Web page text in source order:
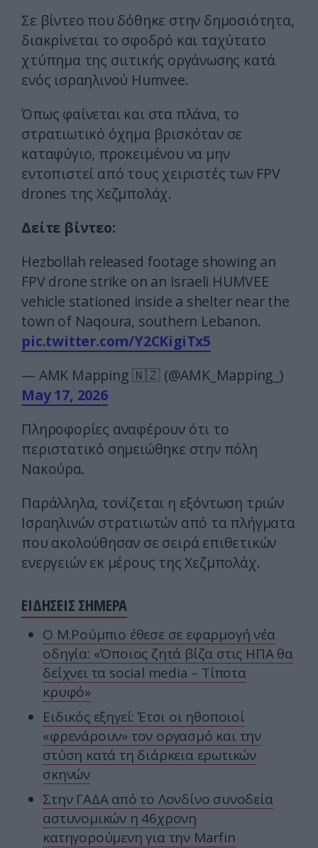
Σε βίντεο που δόθηκε στην δημοσιότητα,
διακρίνεται το σφοδρό και ταχύτατο
χτύπημα της σιιτικής οργάνωσης κατά
ενός ισραηλινού Humvee.
Όπως φαίνεται και στα πλάνα, το
στρατιωτικό όχημα βρισκόταν σε
καταφύγιο, προκειμένου να μην
εντοπιστεί από τους χειριστές των FPV
drones της Χεζμπολάχ.
Δείτε βίντεο:
Hezbollah released footage showing an
FPV drone strike on an Israeli HUMVEE
vehicle stationed inside a shelter near the
town of Naqoura, southern Lebanon.
pic.twitter.com/Y2CKigiTx5
— AMK Mapping 🇳🇿 (@AMK_Mapping_)
May 17, 2026
Πληροφορίες αναφέρουν ότι το
περιστατικό σημειώθηκε στην πόλη
Νακούρα.
Παράλληλα, τονίζεται η εξόντωση τριών
Ισραηλινών στρατιωτών από τα πλήγματα
που ακολούθησαν σε σειρά επιθετικών
ενεργειών εκ μέρους της Χεζμπολάχ.
ΕΙΔΗΣΕΙΣ ΣΗΜΕΡΑ
Ο Μ.Ρούμπιο έθεσε σε εφαρμογή νέα
οδηγία: «Όποιος ζητά βίζα στις ΗΠΑ θα
δείχνει τα social media – Τίποτα
κρυφό»
Ειδικός εξηγεί: Έτσι οι ηθοποιοί
«φρενάρουν» τον οργασμό και την
στύση κατά τη διάρκεια ερωτικών
σκηνών
Στην ΓΑΔΑ από το Λονδίνο συνοδεία
αστυνομικών η 46χρονη
κατηγορούμενη για την Marfin